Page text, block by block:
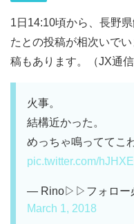
1日14:10頃から、長野
たとの投稿が相次いで
稿もあります。（JX通
火事。
結構近かった。
めっちゃ鳴っててこ
pic.twitter.com/
— Rino▷▷フォロー
March 1, 2018